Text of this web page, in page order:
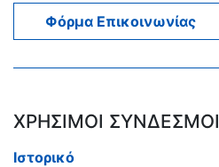
Φόρμα Επικοινωνίας
ΧΡΗΣΙΜΟΙ ΣΥΝΔΕΣΜΟΙ
Ιστορικό